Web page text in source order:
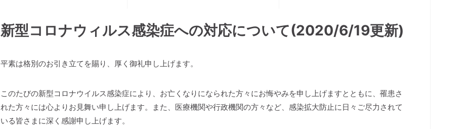
新型コロナウィルス感染症への対応について(2020/6/19更新)
平素は格別のお引き立てを賜り、厚く御礼申し上げます。
このたびの新型コロナウイルス感染症により、お亡くなりになられた方々にお悔やみを申し上げますとともに、罹患さ
れた方々には心よりお見舞い申し上げます。また、医療機関や行政機関の方々など、感染拡大防止に日々ご尽力されて
いる皆さまに深く感謝申し上げます。